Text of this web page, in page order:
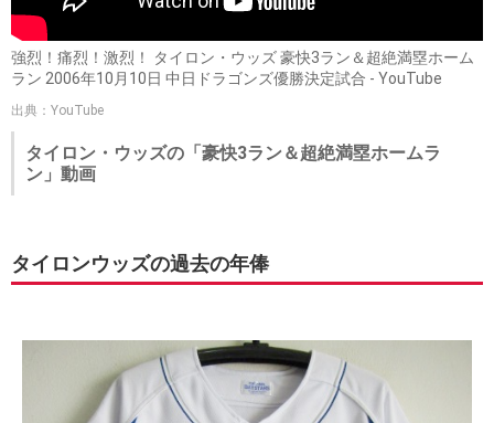
強烈！痛烈！激烈！ タイロン・ウッズ 豪快3ラン＆超絶満塁ホーム
ラン 2006年10月10日 中日ドラゴンズ優勝決定試合 - YouTube
出典：YouTube
タイロン・ウッズの「豪快3ラン＆超絶満塁ホームラ
ン」動画
タイロンウッズの過去の年俸